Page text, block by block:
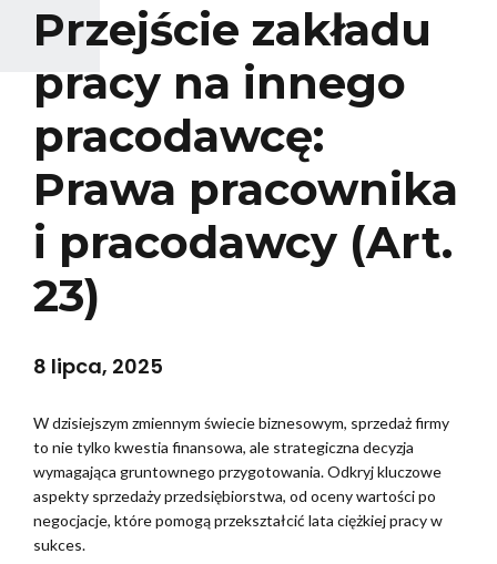
Przejście zakładu
pracy na innego
pracodawcę:
Prawa pracownika
i pracodawcy (Art.
23)
8 lipca, 2025
W dzisiejszym zmiennym świecie biznesowym, sprzedaż firmy
to nie tylko kwestia finansowa, ale strategiczna decyzja
wymagająca gruntownego przygotowania. Odkryj kluczowe
aspekty sprzedaży przedsiębiorstwa, od oceny wartości po
negocjacje, które pomogą przekształcić lata ciężkiej pracy w
sukces.